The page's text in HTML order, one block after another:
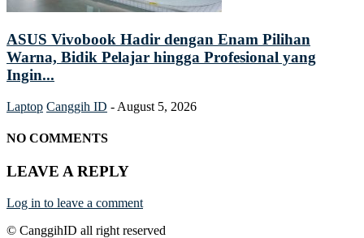
ASUS Vivobook Hadir dengan Enam Pilihan
Warna, Bidik Pelajar hingga Profesional yang
Ingin...
Laptop Canggih ID - August 5, 2026
NO COMMENTS
LEAVE A REPLY
Log in to leave a comment
© CanggihID all right reserved